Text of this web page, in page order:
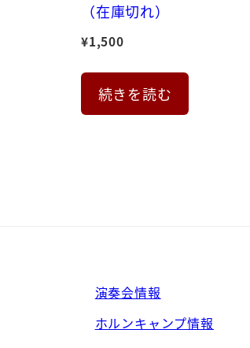
（在庫切れ）
¥1,500
続きを読む
演奏会情報
ホルンキャンプ情報